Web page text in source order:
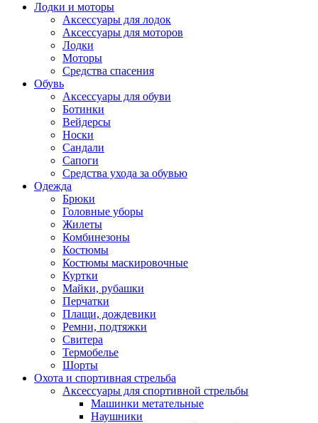
Лодки и моторы
Аксессуары для лодок
Аксессуары для моторов
Лодки
Моторы
Средства спасения
Обувь
Аксессуары для обуви
Ботинки
Вейдерсы
Носки
Сандали
Сапоги
Средства ухода за обувью
Одежда
Брюки
Головные уборы
Жилеты
Комбинезоны
Костюмы
Костюмы маскировочные
Куртки
Майки, рубашки
Перчатки
Плащи, дождевики
Ремни, подтяжки
Свитера
Термобелье
Шорты
Охота и спортивная стрельба
Аксессуары для спортивной стрельбы
Машинки метательные
Наушники